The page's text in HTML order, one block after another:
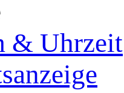
& Uhrzeit